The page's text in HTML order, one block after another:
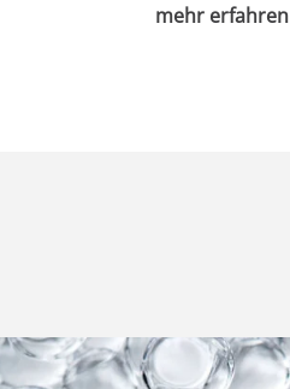
mehr erfahren